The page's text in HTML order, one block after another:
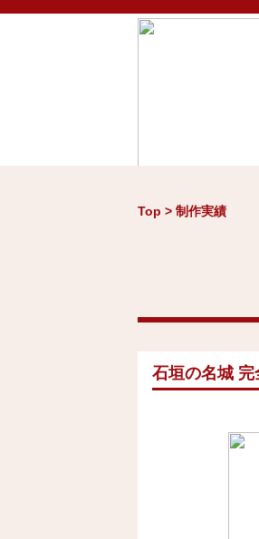
Top > 制作実績
石垣の名城 完